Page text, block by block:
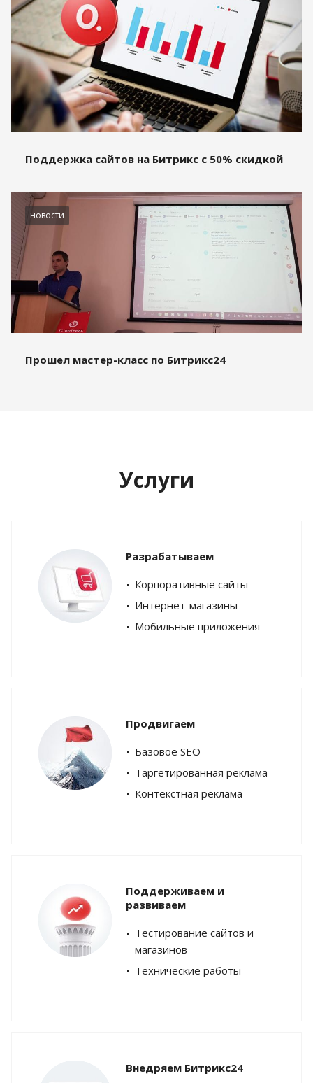
Поддержка сайтов на Битрикс с 50% скидкой
новости
Прошел мастер-класс по Битрикс24
Услуги
Разрабатываем
Корпоративные сайты
Интернет-магазины
Мобильные приложения
Продвигаем
Базовое SEO
Таргетированная реклама
Контекстная реклама
Поддерживаем и
развиваем
Тестирование сайтов и
магазинов
Технические работы
Внедряем Битрикс24